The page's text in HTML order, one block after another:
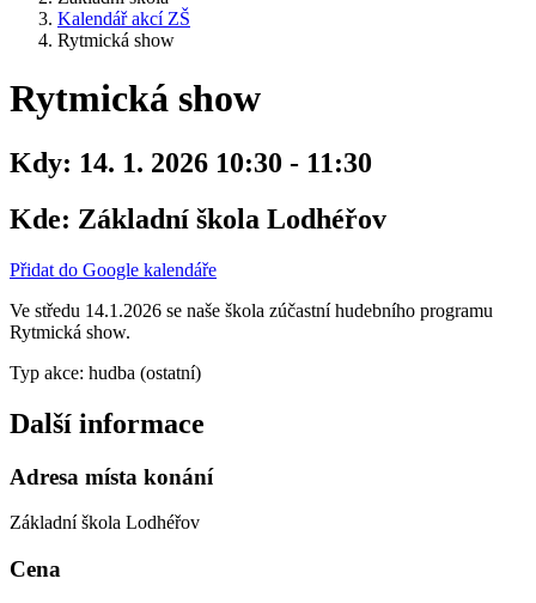
Kalendář akcí ZŠ
Rytmická show
Rytmická show
Kdy: 14. 1. 2026 10:30 - 11:30
Kde: Základní škola Lodhéřov
Přidat do Google kalendáře
Ve středu 14.1.2026 se naše škola zúčastní hudebního programu
Rytmická show.
Typ akce: hudba (ostatní)
Další informace
Adresa místa konání
Základní škola Lodhéřov
Cena